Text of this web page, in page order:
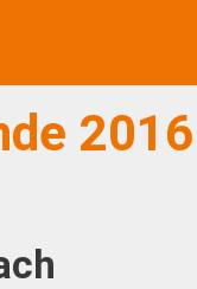
2016